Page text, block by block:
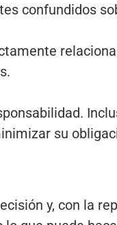
confundidos
su
y, con la